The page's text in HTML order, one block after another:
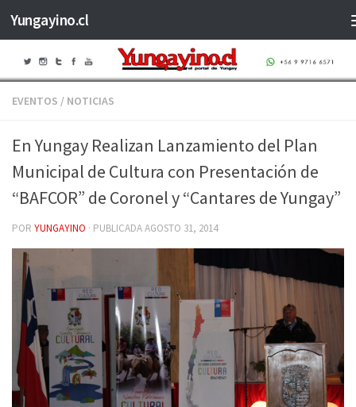
Saltar al contenido
Yungayino.cl
EVENTOS / NOTICIAS
En Yungay Realizan Lanzamiento del Plan
Municipal de Cultura con Presentación de
“BAFCOR” de Coronel y “Cantares de Yungay”
POR YUNGAYINO · PUBLICADAAGOSTO 31, 2014